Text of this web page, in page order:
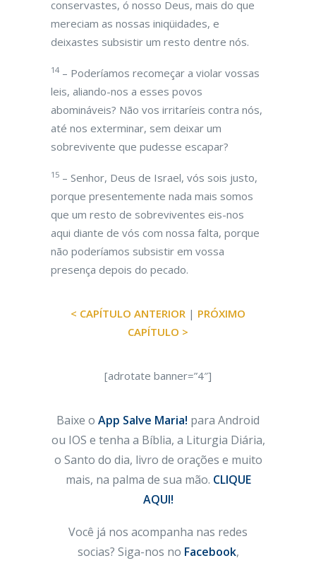
conservastes, ó nosso Deus, mais do que
mereciam as nossas iniqüidades, e
deixastes subsistir um resto dentre nós.
14 – Poderíamos recomeçar a violar vossas
leis, aliando-nos a esses povos
abomináveis? Não vos irritaríeis contra nós,
até nos exterminar, sem deixar um
sobrevivente que pudesse escapar?
15 – Senhor, Deus de Israel, vós sois justo,
porque presentemente nada mais somos
que um resto de sobreviventes eis-nos
aqui diante de vós com nossa falta, porque
não poderíamos subsistir em vossa
presença depois do pecado.
< CAPÍTULO ANTERIOR | PRÓXIMO
CAPÍTULO >
[adrotate banner=”4″]
Baixe o App Salve Maria! para Android
ou IOS e tenha a Bíblia, a Liturgia Diária,
o Santo do dia, livro de orações e muito
mais, na palma de sua mão. CLIQUE
AQUI!
Você já nos acompanha nas redes
socias? Siga-nos no Facebook,